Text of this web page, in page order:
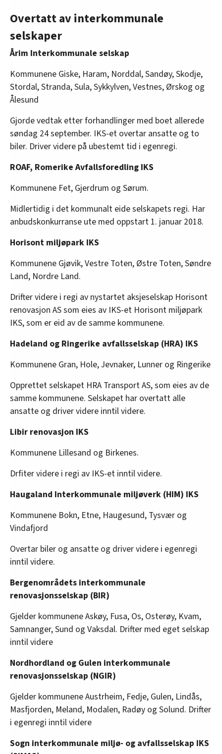
Overtatt av interkommunale
selskaper
Årim Interkommunale selskap
Kommunene Giske, Haram, Norddal, Sandøy, Skodje,
Stordal, Stranda, Sula, Sykkylven, Vestnes, Ørskog og
Ålesund
Gjorde vedtak etter forhandlinger med boet allerede
søndag 24 september. IKS-et overtar ansatte og to
biler. Driver videre på ubestemt tid i egenregi.
ROAF, Romerike Avfallsforedling IKS
Kommunene Fet, Gjerdrum og Sørum.
Midlertidig i det kommunalt eide selskapets regi. Har
anbudskonkurranse ute med oppstart 1. januar 2018.
Horisont miljøpark IKS
Kommunene Gjøvik, Vestre Toten, Østre Toten, Søndre
Land, Nordre Land.
Drifter videre i regi av nystartet aksjeselskap Horisont
renovasjon AS som eies av IKS-et Horisont miljøpark
IKS, som er eid av de samme kommunene.
Hadeland og Ringerike avfallsselskap (HRA) IKS
Kommunene Gran, Hole, Jevnaker, Lunner og Ringerike
Opprettet selskapet HRA Transport AS, som eies av de
samme kommunene. Selskapet har overtatt alle
ansatte og driver videre inntil videre.
Libir renovasjon IKS
Kommunene Lillesand og Birkenes.
Drfiter videre i regi av IKS-et inntil videre.
Haugaland Interkommunale miljøverk (HIM) IKS
Kommunene Bokn, Etne, Haugesund, Tysvær og
Vindafjord
Overtar biler og ansatte og driver videre i egenregi
inntil videre.
Bergenområdets interkommunale
renovasjonsselskap (BIR)
Gjelder kommunene Askøy, Fusa, Os, Osterøy, Kvam,
Samnanger, Sund og Vaksdal. Drifter med eget selskap
inntil videre
Nordhordland og Gulen interkommunale
renovasjonsselskap (NGIR)
Gjelder kommunene Austrheim, Fedje, Gulen, Lindås,
Masfjorden, Meland, Modalen, Radøy og Solund. Drifter
i egenregi inntil videre
Sogn interkommunale miljø- og avfallsselskap IKS